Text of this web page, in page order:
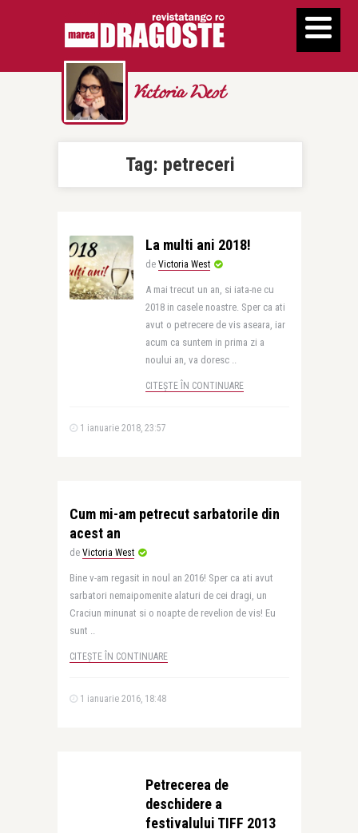
Victoria West
Tag: petreceri
La multi ani 2018!
de Victoria West
A mai trecut un an, si iata-ne cu
2018 in casele noastre. Sper ca ati
avut o petrecere de vis aseara, iar
acum ca suntem in prima zi a
noului an, va doresc ..
CITEȘTE ÎN CONTINUARE
1 ianuarie 2018, 23:57
Cum mi-am petrecut sarbatorile din
acest an
de Victoria West
Bine v-am regasit in noul an 2016! Sper ca ati avut
sarbatori nemaipomenite alaturi de cei dragi, un
Craciun minunat si o noapte de revelion de vis! Eu
sunt ..
CITEȘTE ÎN CONTINUARE
1 ianuarie 2016, 18:48
Petrecerea de
deschidere a
festivalului TIFF 2013